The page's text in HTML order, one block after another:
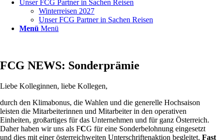
Unser FCG Partner in Sachen Reisen
Winterreisen 2027
Unser FCG Partner in Sachen Reisen
Menü Menü
FCG NEWS: Sonderprämie
Liebe Kolleginnen, liebe Kollegen,
durch den Klimabonus, die Wahlen und die generelle Hochsaison
leisten die Mitarbeiterinnen und Mitarbeiter in den operativen
Einheiten, großartiges für das Unternehmen und für ganz Österreich.
Daher haben wir uns als FCG für eine Sonderbelohnung eingesetzt
und dies mit einer österreichweiten Unterschriftenaktion begleitet. Fast